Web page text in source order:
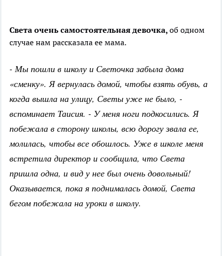
Света очень самостоятельная девочка, об одном
случае нам рассказала ее мама.
- Мы пошли в школу и Светочка забыла дома
«сменку». Я вернулась домой, чтобы взять обувь, а
когда вышла на улицу, Светы уже не было, -
вспоминает Таисия. - У меня ноги подкосились. Я
побежала в сторону школы, всю дорогу звала ее,
молилась, чтобы все обошлось. Уже в школе меня
встретила директор и сообщила, что Света
пришла одна, и вид у нее был очень довольный!
Оказывается, пока я поднималась домой, Света
бегом побежала на уроки в школу.